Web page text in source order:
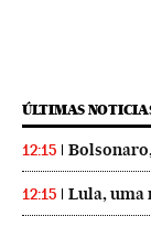
ÚLTIMAS
12:15
12:15 Lula, uma